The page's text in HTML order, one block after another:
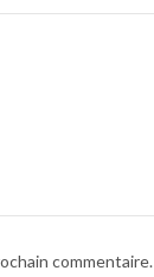
commentaire.